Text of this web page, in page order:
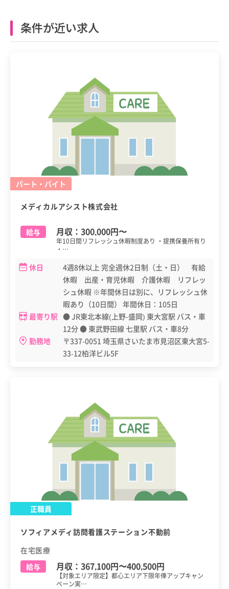
条件が近い求人
パート・バイト
メディカルアシスト株式会社
給与 月収： 300,000円〜
年10日間リフレッシュ休暇制度あり ・提携保養所有り
・…
休日
4週8休以上 完全週休2日制（土・日） 有給
休暇 出産・育児休暇 介護休暇 リフレッ
シュ休暇 ※年間休日は別に、リフレッシュ休
暇あり（10日間） 年間休日：105日
最寄り駅 ● JR東北本線(上野-盛岡) 東大宮駅 バス・車
12分 ● 東武野田線 七里駅 バス・車8分
勤務地
〒337-0051 埼玉県さいたま市見沼区東大宮5-
33-12柏洋ビル5F
正職員
ソフィアメディ訪問看護ステーション不動前
在宅医療
給与
月収： 367,100円〜400,500円
【対象エリア限定】都心エリア下限年俸アップキャン
ペーン実…